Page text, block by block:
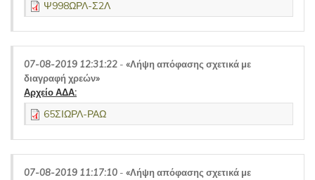
Ψ998ΩΡΛ-Σ2Λ
07-08-2019 12:31:22 - «Λήψη απόφασης σχετικά με
διαγραφή χρεών»
Αρχείο ΑΔΑ:
65ΣΙΩΡΛ-ΡΑΩ
07-08-2019 11:17:10 - «Λήψη απόφασης σχετικά με